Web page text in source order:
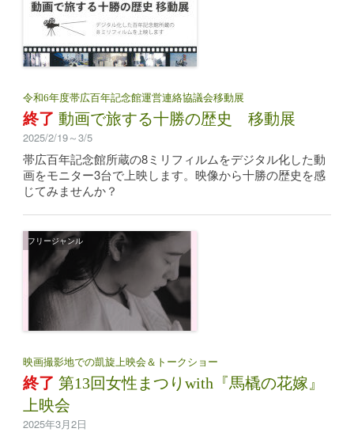
令和6年度帯広百年記念館運営連絡協議会移動展
終了動画で旅する十勝の歴史 移動展
2025/2/19～3/5
帯広百年記念館所蔵の8ミリフィルムをデジタル化した動
画をモニター3台で上映します。映像から十勝の歴史を感
じてみませんか？
フリージャンル
映画撮影地での凱旋上映会＆トークショー
終了第13回女性まつりwith『馬橇の花嫁』
上映会
2025年3月2日